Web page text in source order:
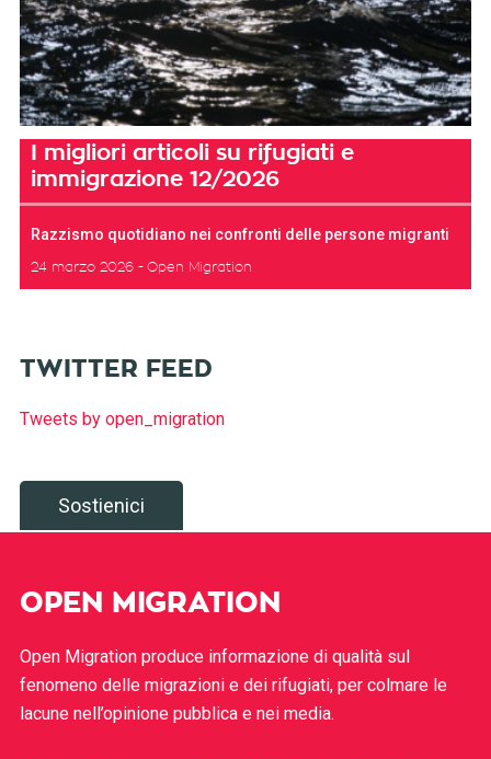
I migliori articoli su rifugiati e
immigrazione 12/2026
Razzismo quotidiano nei confronti delle persone migranti
24 marzo 2026 Open Migration
TWITTER FEED
Tweets by open_migration
Sostienici
OPEN MIGRATION
Open Migration produce informazione di qualità sul
fenomeno delle migrazioni e dei rifugiati, per colmare le
lacune nell’opinione pubblica e nei media.